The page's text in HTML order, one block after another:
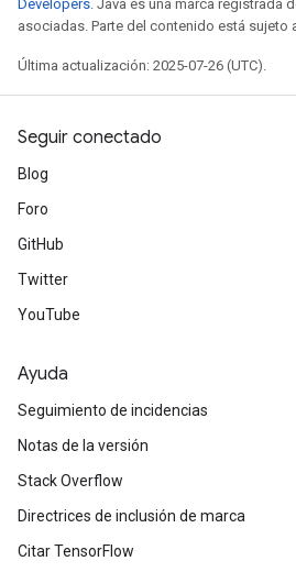
Developers. Java es una marca registrada
asociadas. Parte del contenido está sujeto
Última actualización: 2025-07-26 (UTC).
Seguir conectado
Blog
Foro
GitHub
Twitter
YouTube
Ayuda
Seguimiento de incidencias
Notas de la versión
Stack Overflow
Directrices de inclusión de marca
Citar TensorFlow